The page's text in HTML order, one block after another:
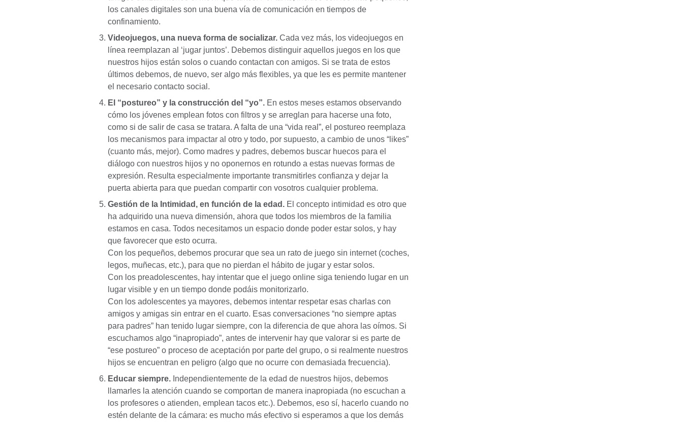
los canales digitales son una buena vía de comunicación en tiempos de
confinamiento.
Videojuegos, una nueva forma de socializar. Cada vez más, los videojuegos en
línea reemplazan al ‘jugar juntos’. Debemos distinguir aquellos juegos en los que
nuestros hijos están solos o cuando contactan con amigos. Si se trata de estos
últimos debemos, de nuevo, ser algo más flexibles, ya que les es permite mantener
el necesario contacto social.
El “postureo” y la construcción del “yo”. En estos meses estamos observando
cómo los jóvenes emplean fotos con filtros y se arreglan para hacerse una foto,
como si de salir de casa se tratara. A falta de una “vida real”, el postureo reemplaza
los mecanismos para impactar al otro y todo, por supuesto, a cambio de unos “likes”
(cuanto más, mejor). Como madres y padres, debemos buscar huecos para el
diálogo con nuestros hijos y no oponernos en rotundo a estas nuevas formas de
expresión. Resulta especialmente importante transmitirles confianza y dejar la
puerta abierta para que puedan compartir con vosotros cualquier problema.
Gestión de la Intimidad, en función de la edad. El concepto intimidad es otro que
ha adquirido una nueva dimensión, ahora que todos los miembros de la familia
estamos en casa. Todos necesitamos un espacio donde poder estar solos, y hay
que favorecer que esto ocurra.
Con los pequeños, debemos procurar que sea un rato de juego sin internet (coches,
legos, muñecas, etc.), para que no pierdan el hábito de jugar y estar solos.
Con los preadolescentes, hay intentar que el juego online siga teniendo lugar en un
lugar visible y en un tiempo donde podáis monitorizarlo.
Con los adolescentes ya mayores, debemos intentar respetar esas charlas con
amigos y amigas sin entrar en el cuarto. Esas conversaciones “no siempre aptas
para padres” han tenido lugar siempre, con la diferencia de que ahora las oímos. Si
escuchamos algo “inapropiado”, antes de intervenir hay que valorar si es parte de
“ese postureo” o proceso de aceptación por parte del grupo, o si realmente nuestros
hijos se encuentran en peligro (algo que no ocurre con demasiada frecuencia).
Educar siempre. Independientemente de la edad de nuestros hijos, debemos
llamarles la atención cuando se comportan de manera inapropiada (no escuchan a
los profesores o atienden, emplean tacos etc.). Debemos, eso sí, hacerlo cuando no
estén delante de la cámara: es mucho más efectivo si esperamos a que los demás